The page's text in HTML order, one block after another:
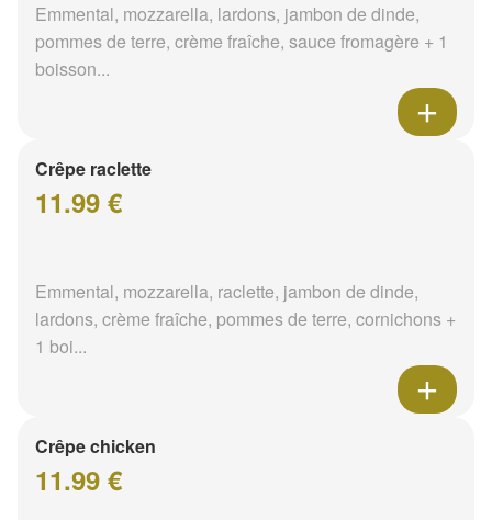
Emmental, mozzarella, lardons, jambon de dinde,
pommes de terre, crème fraîche, sauce fromagère + 1
boisson...
Crêpe raclette
11.99 €
Emmental, mozzarella, raclette, jambon de dinde,
lardons, crème fraîche, pommes de terre, cornichons +
1 boi...
Crêpe chicken
11.99 €